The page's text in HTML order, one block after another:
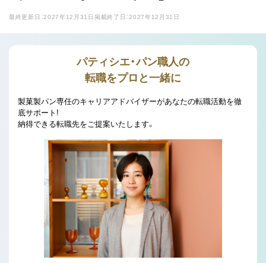
最終更新日：2027年12月31日 掲載終了日：2027年12月31日
パティシエ・パン職人の
転職をプロと一緒に
製菓製パン専任のキャリアアドバイザーがあなたの転職活動を徹
底サポート!
納得できる転職先をご提案いたします。